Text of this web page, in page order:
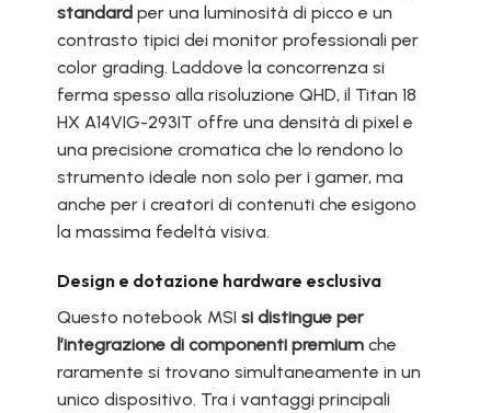
standardper una luminosità di picco e un
contrasto tipici dei monitor professionali per
color grading. Laddove la concorrenza si
ferma spesso alla risoluzione QHD, il Titan 18
HX A14VIG-293IT offre una densità di pixel e
una precisione cromatica che lo rendono lo
strumento ideale non solo per i gamer, ma
anche per i creatori di contenuti che esigono
la massima fedeltà visiva.
Design e dotazione hardware esclusiva
Questo notebook MSI si distingue per
l’integrazione di componenti premiumche
raramente si trovano simultaneamente in un
unico dispositivo. Tra i vantaggi principali